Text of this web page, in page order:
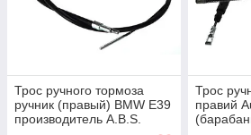
Трос ручного тормоза
ручник (правый) BMW E39
производитель A.B.S.
Трос
правий